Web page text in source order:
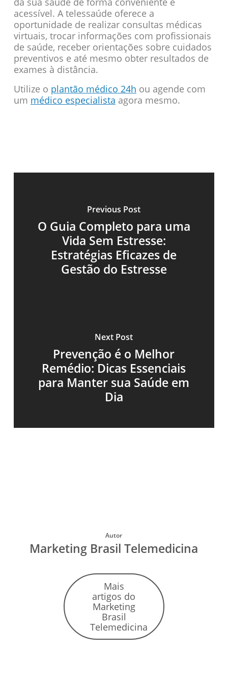
acessível. A telessaúde oferece a
oportunidade de realizar consultas médicas
virtuais, trocar informações com profissionais
de saúde, receber orientações sobre cuidados
preventivos e até mesmo obter resultados de
exames à distância.
Utilize o plantão médico 24h ou agende com
um médico especialista agora mesmo.
Previous Post
O Guia Completo para uma
Vida Sem Estresse:
Estratégias Eficazes de
Gestão do Estresse
Next Post
Prevenção é o Melhor
Remédio: Dicas Essenciais
para Manter sua Saúde em
Dia
Autor
Marketing Brasil Telemedicina
Mais
artigos do
Marketing
Brasil
Telemedicina